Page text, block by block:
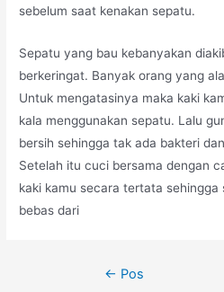
sebelum saat kenakan sepatu.
Sepatu yang bau kebanyakan
berkeringat. Banyak orang yang
Untuk mengatasinya maka kaki
kala menggunakan sepatu. Lalu
bersih sehingga tak ada bakteri
Setelah itu cuci bersama dengan
kaki kamu secara tertata sehingga
bebas dari
← Pos